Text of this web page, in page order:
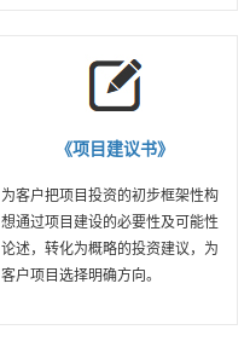
《项目建议书》
为客户把项目投资的初步框架性构
想通过项目建设的必要性及可能性
论述，转化为概略的投资建议，为
客户项目选择明确方向。